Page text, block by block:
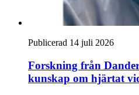
Publicerad 14 juli 2026
Forskning från
kunskap om hjärtat